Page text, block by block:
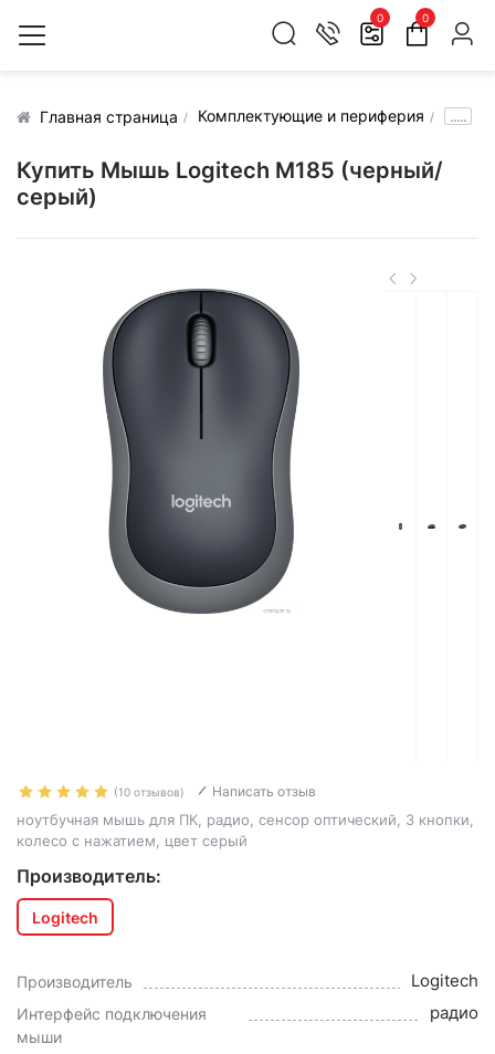
0 0
Главная страница Комплектующие и периферия .....
Купить Мышь Logitech M185 (черный/
серый)
(10 отзывов) Написать отзыв
ноутбучная мышь для ПК, радио, сенсор оптический, 3 кнопки,
колесо с нажатием, цвет серый
Производитель:
Logitech
Производитель Logitech
Интерфейс подключения
мыши
радио